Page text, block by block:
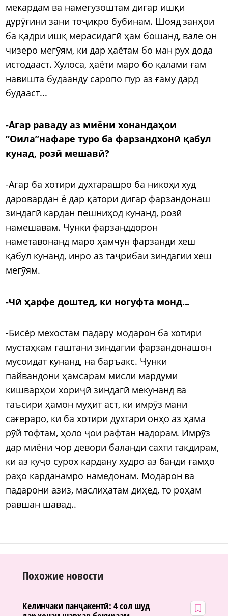
мекардам ва намегузоштам дигар ишқи
дурӯғини зани тоҷикро бубинам. Шояд занҳои
ба қадри ишқ мерасидагӣ ҳам бошанд, вале он
чизеро мегӯям, ки дар ҳаётам бо ман рух дода
истодааст. Хулоса, ҳаёти маро бо қалами ғам
навишта будаанду саропо пур аз ғаму дард
будааст...
-Агар раваду аз миёни хонандаҳои
“Оила”нафаре туро ба фарзандхонӣ қабул
кунад, розӣ мешавӣ?
-Агар ба хотири духтарашро ба никоҳи худ
даровардан ё дар қатори дигар фарзандонаш
зиндагӣ кардан пешниҳод кунанд, розӣ
намешавам. Чунки фарзанддорон
наметавонанд маро ҳамчун фарзанди хеш
қабул кунанд, инро аз таҷрибаи зиндагии хеш
мегӯям.
-Чӣ ҳарфе доштед, ки ногуфта монд...
-Бисёр мехостам падару модарон ба хотири
мустаҳкам гаштани зиндагии фарзандонашон
мусоидат кунанд, на баръакс. Чунки
пайвандони ҳамсарам мисли мардуми
кишварҳои хориҷӣ зиндагӣ мекунанд ва
таъсири ҳамон муҳит аст, ки имрӯз мани
сағераро, ки ба хотири духтари онҳо аз ҳама
рӯй тофтам, ҳоло ҷои рафтан надорам. Имрӯз
дар миёни чор девори баланди сахти тақдирам,
ки аз куҷо сурох кардану худро аз банди ғамҳо
раҳо карданамро намедонам. Модарон ва
падарони азиз, маслиҳатам диҳед, то роҳам
равшан шавад..
Похожие новости
Келинчаки панҷакентӣ: 4 сол шуд